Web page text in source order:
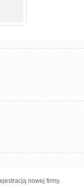
nowej firmy.